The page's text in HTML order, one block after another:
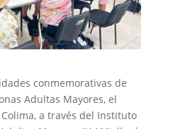
conmemorativas de
Adultas Mayores, el
a través del Instituto